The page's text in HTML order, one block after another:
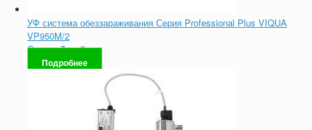
УФ система обеззараживания Серия Professional Plus VIQUA
VP950M/2
Оценка0из 5
Подробнее